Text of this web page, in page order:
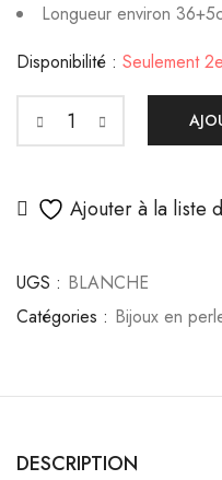
Longueur environ
Disponibilité : Seulement
Ajouter à la liste
UGS : BLANCHE
Catégories : Bijoux en
DESCRIPTION